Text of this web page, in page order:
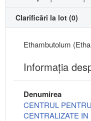
Clarificări la lot (0)
Ethambutolum
Informaţia
Denumirea
CENTRUL
CENTRALIZATE IN